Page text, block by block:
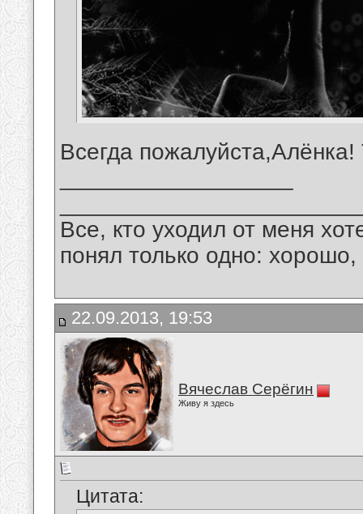
Всегда
Все, кто уходил от меня
понял только одно:
22.09.2013, 19:53
Вячеслав Серёгин
Живу я здесь
Цитата: